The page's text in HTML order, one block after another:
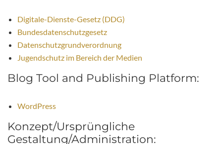
Digitale-Dienste-Gesetz (DDG)
Bundesdatenschutzgesetz
Datenschutzgrundverordnung
Jugendschutz im Bereich der Medien
Blog Tool and Publishing Platform:
WordPress
Konzept/Ursprüngliche
Gestaltung/Administration: